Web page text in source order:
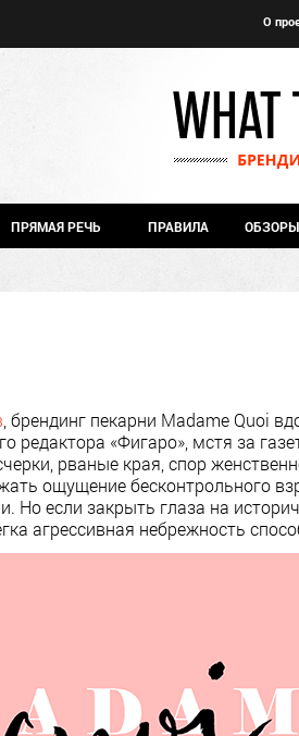
О
ПРЯМАЯ РЕЧЬ ПРАВИЛА ОБЗОРЫ
, брендинг пекарни Madame Quoi
редактора «Фигаро», мстя за
рваные края, спор
ощущение бесконтрольного
Но если закрыть глаза на
агрессивная небрежность